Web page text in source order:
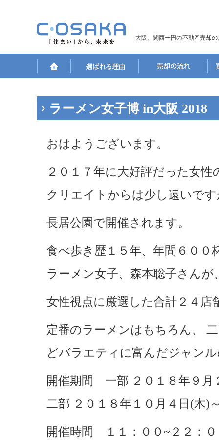
大阪、関西一円の不動産売却
ラーメン女子博 in大阪 2018
おはようございます。
２０１７年に大好評だった女
クリエイトからは少し遠いで
長居公園で開催されます。
食べ歩き歴１５年、年間６００
ラーメン女子、森本聡子さんが
女性視点に厳選した合計２４店
定番のラーメンはもちろん、
どバラエティに富んだジャン
開催期間 一部 ２０１８年９月
二部 ２０１８年１０月４日(木)
開催時間 １１：００~２２：